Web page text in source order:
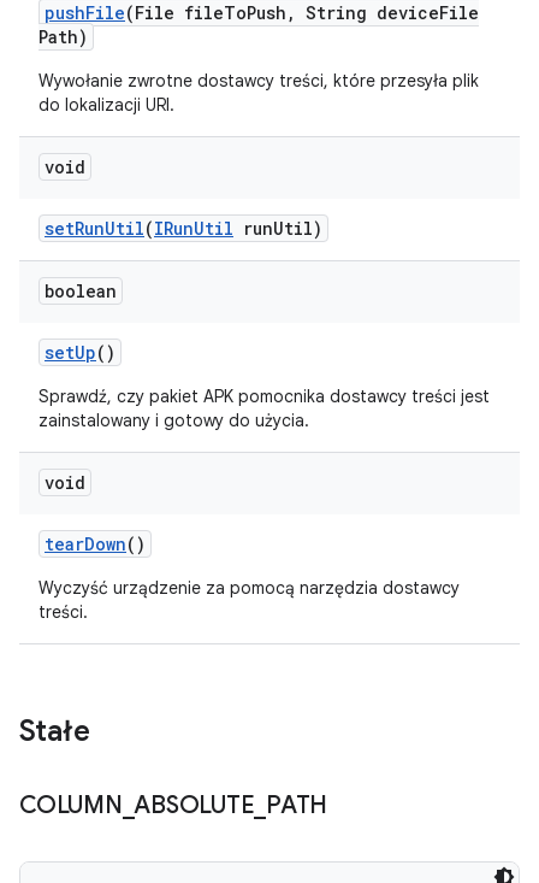
pushFile(File fileToPush , String deviceFile
Path)
Wywołanie zwrotne dostawcy treści, które przesyła plik
do lokalizacji URI.
void
setRunUtil(IRunUtil runUtil)
boolean
setUp()
Sprawdź, czy pakiet APK pomocnika dostawcy treści jest
zainstalowany i gotowy do użycia.
void
tearDown()
Wyczyść urządzenie za pomocą narzędzia dostawcy
treści.
Stałe
COLUMN _ABSOLUTE PATH